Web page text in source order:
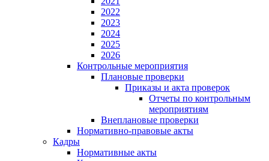
2022
2023
2024
2025
2026
Контрольные мероприятия
Плановые проверки
Приказы и акта проверок
Отчеты по контрольным
мероприятиям
Внеплановые проверки
Нормативно-правовые акты
Кадры
Нормативные акты